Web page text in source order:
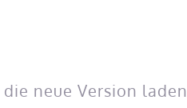
neue Version laden.